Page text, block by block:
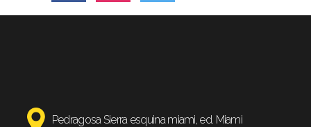
Pedragosa Sierra esquina miami, ed. Miami